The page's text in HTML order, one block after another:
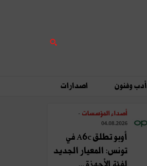
أدب وفنون اصدارات
أصداء المؤسسات -
04.08.2026
أوبو تطلق A6c في
تونس: المعيار الجديد